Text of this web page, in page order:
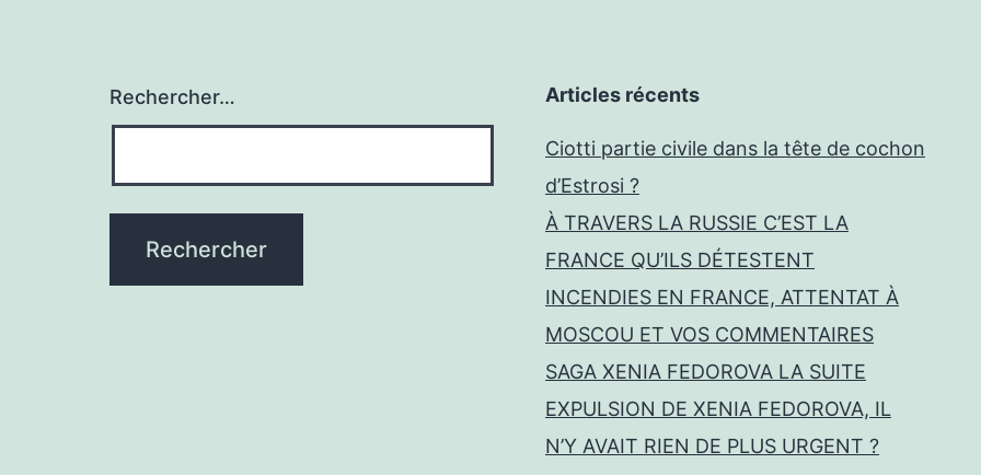
Rechercher… Articles récents
Ciotti partie civile dans la tête de cochon
d’Estrosi ?
À TRAVERS LA RUSSIE C’EST LA
FRANCE QU’ILS DÉTESTENT
INCENDIES EN FRANCE, ATTENTAT À
MOSCOU ET VOS COMMENTAIRES
SAGA XENIA FEDOROVA LA SUITE
EXPULSION DE XENIA FEDOROVA, IL
N’Y AVAIT RIEN DE PLUS URGENT ?